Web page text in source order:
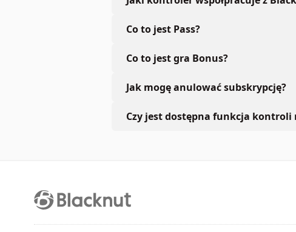
Co to jest Pass?
Co to jest gra Bonus?
Jak mogę anulować subskrypcję?
Czy jest dostępna funkcja kontroli